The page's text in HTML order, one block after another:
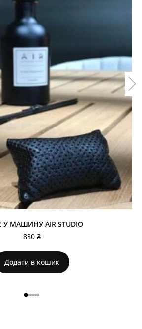
МАШИНУ AIR STUDIO
880 ₴
Додати в кошик